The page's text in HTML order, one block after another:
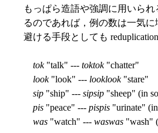
もっぱら造語や強調に用いら
るのであれば，例の数は一気
避ける手段としても
tok"talk" --- toktok"chatter"
look"look" --- looklook"stare"
sip "ship" --- sipsip "sheep" (in
pis "peace" --- pispis "urinate"
was "watch" --- waswas "wash"